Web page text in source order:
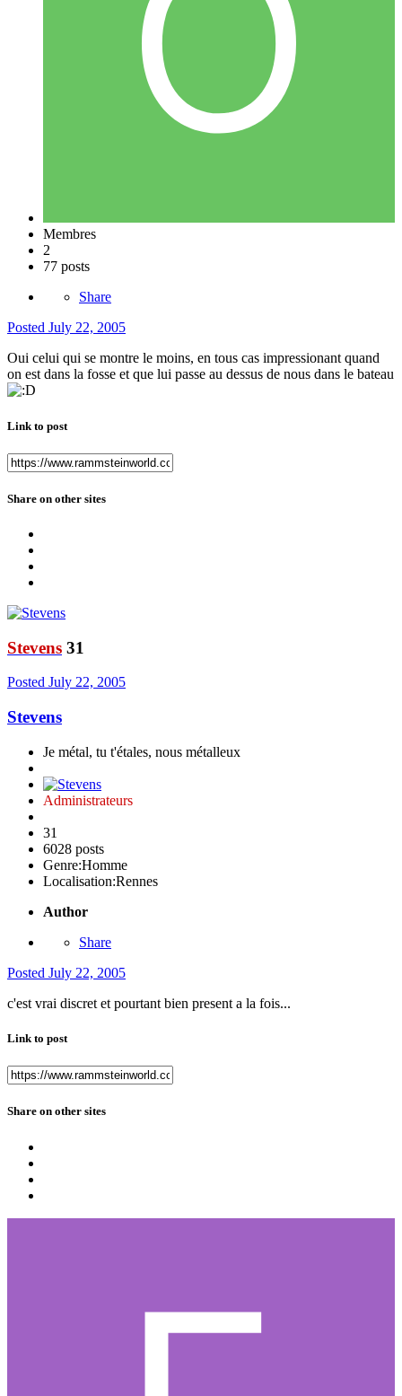
Membres
2
77 posts
Share
Posted July 22, 2005
Oui celui qui se montre le moins, en tous cas impressionant quand
on est dans la fosse et que lui passe au dessus de nous dans le bateau
Link to post
Share on other sites
Stevens 31
Posted July 22, 2005
Stevens
Je métal, tu t'étales, nous métalleux
Administrateurs
31
6028 posts
Genre:Homme
Localisation:Rennes
Author
Share
Posted July 22, 2005
c'est vrai discret et pourtant bien present a la fois...
Link to post
Share on other sites